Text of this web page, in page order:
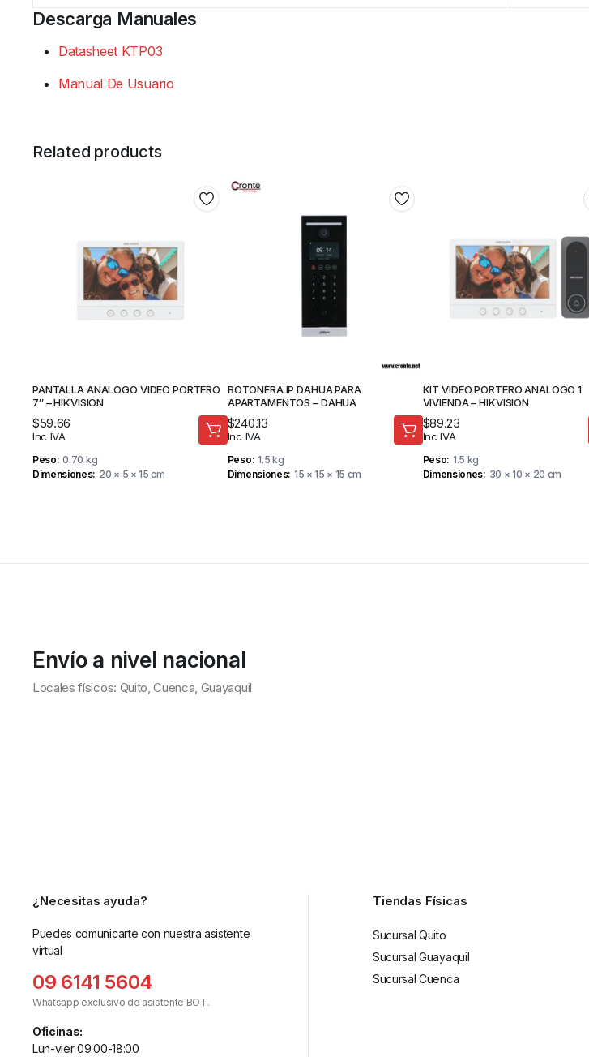
Descarga Manuales
Datasheet KTP03
Manual De Usuario
Related products
PANTALLA ANALOGO VIDEO PORTERO
7″ – HIKVISION
$59.66
Inc IVA
Peso 0.70 kg
Dimensiones 20 × 5 × 15 cm
BOTONERA IP DAHUA PARA
APARTAMENTOS – DAHUA
$240.13
Inc IVA
Peso 1.5 kg
Dimensiones 15 × 15 × 15 cm
KIT VIDEO PORTERO ANALOGO 1
VIVIENDA – HIKVISION
$89.23
Inc IVA
Peso 1.5 kg
Dimensiones 30 × 10 × 20 cm
Envío a nivel nacional
Locales físicos: Quito, Cuenca, Guayaquil
¿Necesitas ayuda?
Puedes comunicarte con nuestra asistente
virtual
09 6141 5604
Whatsapp exclusivo de asistente BOT.
Oficinas:
Lun-vier 09:00-18:00
Tiendas Físicas
Sucursal Quito
Sucursal Guayaquil
Sucursal Cuenca